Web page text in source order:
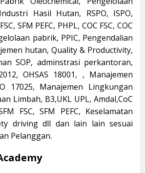
Hasil Hutan, RSPO, ISPO,
SFM PEFC, PHPL, COC FSC, COC
pabrik, PPIC, Pengendalian
hutan, Quality & Productivity,
SOP, adminstrasi perkantoran,
OHSAS 18001, , Manajemen
17025, Manajemen Lingkungan
Limbah, B3,UKL UPL, Amdal,CoC
FSC, SFM PEFC, Keselamatan
driving dll dan lain lain sesuai
Pelanggan.